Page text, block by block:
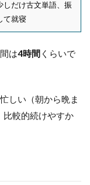
しだけ古文単語、振
て就寝
は4時間 くらいで
しい（朝から晩ま
比較的続けやすか